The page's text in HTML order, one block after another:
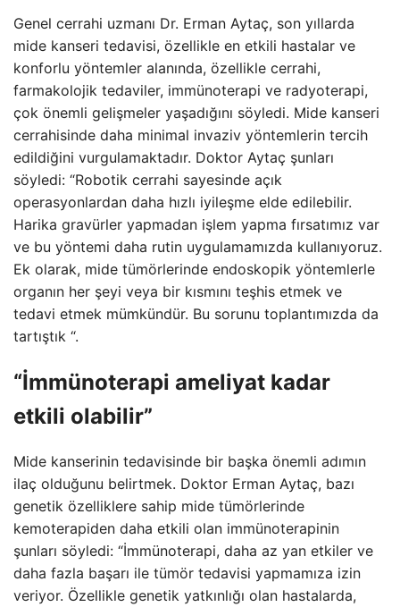
Genel cerrahi uzmanı Dr. Erman Aytaç, son yıllarda
mide kanseri tedavisi, özellikle en etkili hastalar ve
konforlu yöntemler alanında, özellikle cerrahi,
farmakolojik tedaviler, immünoterapi ve radyoterapi,
çok önemli gelişmeler yaşadığını söyledi. Mide kanseri
cerrahisinde daha minimal invaziv yöntemlerin tercih
edildiğini vurgulamaktadır. Doktor Aytaç şunları
söyledi: “Robotik cerrahi sayesinde açık
operasyonlardan daha hızlı iyileşme elde edilebilir.
Harika gravürler yapmadan işlem yapma fırsatımız var
ve bu yöntemi daha rutin uygulamamızda kullanıyoruz.
Ek olarak, mide tümörlerinde endoskopik yöntemlerle
organın her şeyi veya bir kısmını teşhis etmek ve
tedavi etmek mümkündür. Bu sorunu toplantımızda da
tartıştık “.
“İmmünoterapi ameliyat kadar
etkili olabilir”
Mide kanserinin tedavisinde bir başka önemli adımın
ilaç olduğunu belirtmek. Doktor Erman Aytaç, bazı
genetik özelliklere sahip mide tümörlerinde
kemoterapiden daha etkili olan immünoterapinin
şunları söyledi: “İmmünoterapi, daha az yan etkiler ve
daha fazla başarı ile tümör tedavisi yapmamıza izin
veriyor. Özellikle genetik yatkınlığı olan hastalarda,